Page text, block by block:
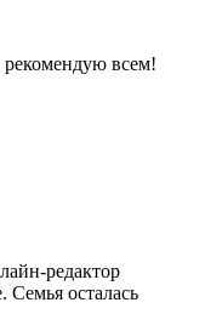
рекомендую всем!
редактор
Семья осталась